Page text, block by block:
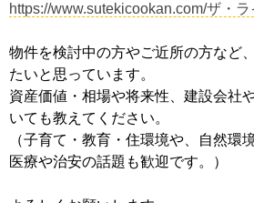
https://www.sutekicookan.com/ザ・ラ
物件を検討中の方やご近所の方など
たいと思っています。
資産価値・相場や将来性、建設会社
いても教えてください。
（子育て・教育・住環境や、自然環
医療や治安の話題も歓迎です。）